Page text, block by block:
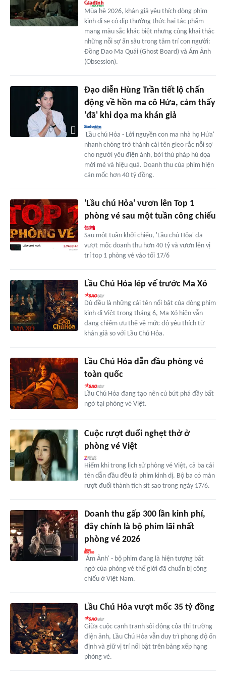
Mùa hè 2026, khán giả yêu thích dòng phim
kinh dị sẽ có dịp thưởng thức hai tác phẩm
mang màu sắc khác biệt nhưng cùng khai thác
những nỗi sợ ẩn sâu trong tâm trí con người:
Đồng Dao Ma Quái (Ghost Board) và Ám Ảnh
(Obsession).
Đạo diễn Hùng Trần tiết lộ chấn
động về hồn ma cô Hứa, cảm thấy
'đã' khi dọa ma khán giả
'Lầu chú Hỏa - Lời nguyền con ma nhà họ Hứa'
nhanh chóng trở thành cái tên gieo rắc nỗi sợ
cho người yêu điện ảnh, bởi thủ pháp hù dọa
mới mẻ và hiệu quả. Doanh thu của phim hiện
cán mốc hơn 40 tỷ đồng.
'Lầu chú Hỏa' vươn lên Top 1
phòng vé sau một tuần công chiếu
Sau một tuần khởi chiếu, 'Lầu chú Hỏa' đã
vượt mốc doanh thu hơn 40 tỷ và vươn lên vị
trí top 1 phòng vé vào tối 17/6
Lầu Chú Hỏa lép vế trước Ma Xó
Dù đều là những cái tên nổi bật của dòng phim
kinh dị Việt trong tháng 6, Ma Xó hiện vẫn
đang chiếm ưu thế về mức độ yêu thích từ
khán giả so với Lầu Chú Hỏa.
Lầu Chú Hỏa dẫn đầu phòng vé
toàn quốc
Lầu Chú Hỏa đang tạo nên cú bứt phá đầy bất
ngờ tại phòng vé Việt.
Cuộc rượt đuổi nghẹt thở ở
phòng vé Việt
Hiếm khi trong lịch sử phòng vé Việt, cả ba cái
tên dẫn đầu đều là phim kinh dị. Bộ ba có màn
rượt đuổi thành tích sít sao trong ngày 17/6.
Doanh thu gấp 300 lần kinh phí,
đây chính là bộ phim lãi nhất
phòng vé 2026
'Ám Ảnh' - bộ phim đang là hiện tượng bất
ngờ của phòng vé thế giới đã chuẩn bị công
chiếu ở Việt Nam.
Lầu Chú Hỏa vượt mốc 35 tỷ đồng
Giữa cuộc cạnh tranh sôi động của thị trường
điện ảnh, Lầu Chú Hỏa vẫn duy trì phong độ ổn
định và giữ vị trí nổi bật trên bảng xếp hạng
phòng vé.